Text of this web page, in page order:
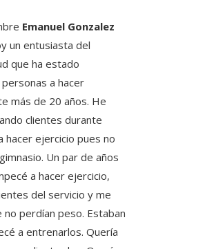
Emanuel Gonzalez
un entusiasta del
que ha estado
a hacer
más de 20 años. He
clientes durante
hacer ejercicio pues no
Un par de años
a hacer ejercicio,
del servicio y me
perdían peso. Estaban
a entrenarlos. Quería